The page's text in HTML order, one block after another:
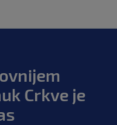
Crkve je